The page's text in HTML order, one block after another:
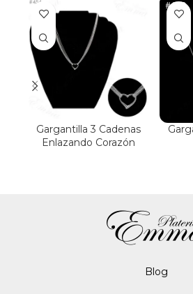
Gargantilla 3 Cadenas
Enlazando Corazón
Blog